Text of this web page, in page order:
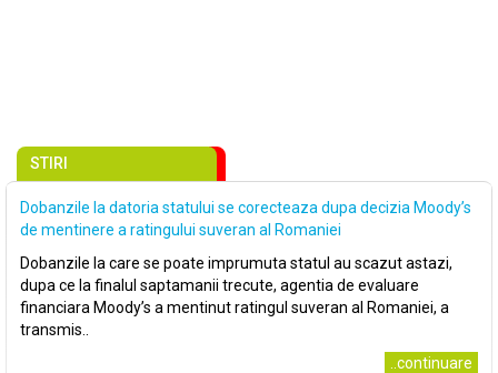
STIRI
Dobanzile la datoria statului se corecteaza dupa decizia Moody’s
de mentinere a ratingului suveran al Romaniei
Dobanzile la care se poate imprumuta statul au scazut astazi,
dupa ce la finalul saptamanii trecute, agentia de evaluare
financiara Moody’s a mentinut ratingul suveran al Romaniei, a
transmis..
..continuare